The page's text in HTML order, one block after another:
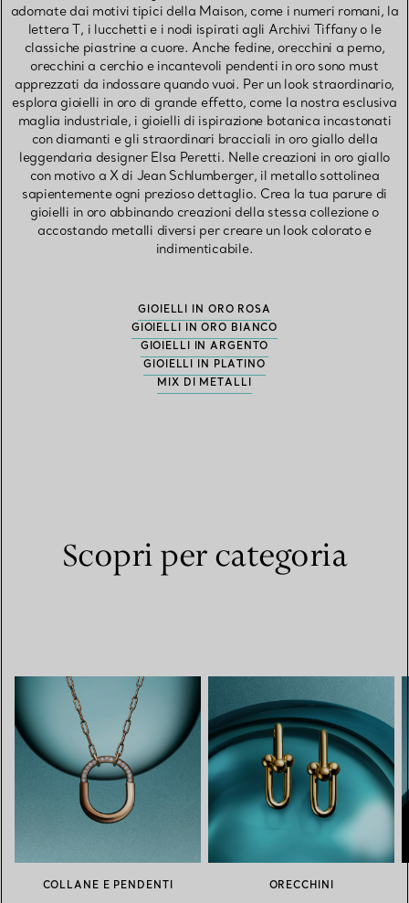
adornate dai motivi tipici della Maison, come i numeri romani, la
lettera T, i lucchetti e i nodi ispirati agli Archivi Tiffany o le
classiche piastrine a cuore. Anche fedine, orecchini a perno,
orecchini a cerchio e incantevoli pendenti in oro sono must
apprezzati da indossare quando vuoi. Per un look straordinario,
esplora gioielli in oro di grande effetto, come la nostra esclusiva
maglia industriale, i gioielli di ispirazione botanica incastonati
con diamanti e gli straordinari bracciali in oro giallo della
leggendaria designer Elsa Peretti. Nelle creazioni in oro giallo
con motivo a X di Jean Schlumberger, il metallo sottolinea
sapientemente ogni prezioso dettaglio. Crea la tua parure di
gioielli in oro abbinando creazioni della stessa collezione o
accostando metalli diversi per creare un look colorato e
indimenticabile.
GIOIELLI IN ORO ROSA
GIOIELLI IN ORO BIANCO
GIOIELLI IN ARGENTO
GIOIELLI IN PLATINO
MIX DI METALLI
Scopri per categoria
COLLANE E PENDENTI ORECCHINI